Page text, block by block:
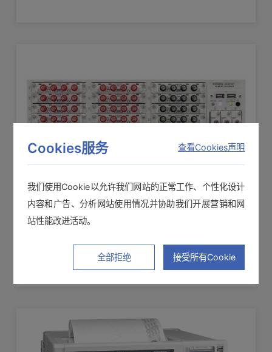
存储记录仪MR8740T
Max.仅模拟108ch〜96ch+逻辑48ch ，20MS/s
Cookies服务 查看Cookies声明
我们使用Cookie以允许我们网站的正常工作、个性化设计
内容和广告、分析网站使用情况并协助我们开展营销和网
站性能改进活动。
全部拒绝 接受所有Cookie